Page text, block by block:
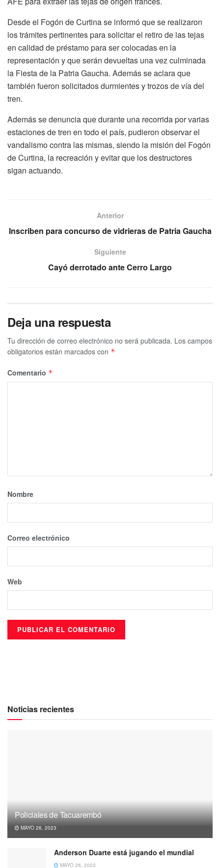
Desde el Fogón de Curtina se informó que se realizaron
los trámites pertinentes para solicitar el retiro de las tejas
en calidad de préstamo para ser colocadas en la
representación y que serán devueltas una vez culminada
la Fiesta de la Patria Gaucha. Además se aclara que
también fueron solicitados durmientes y trozos de vía del
tren.
Además se denuncia que durante una recorrida por varias
estaciones de tren en todo el país, pudieron observar el
vandalismo contra las mismas, siendo la misión del Fogón
de Curtina, la recreación y evitar que los destructores
sigan actuando.
Anterior
Inscriben para concurso de vidrieras de Patria Gaucha
Siguiente
Cayó derrotado ante Cerro Largo
Deja una respuesta
Tu dirección de correo electrónico no será publicada. Los campos
obligatorios están marcados con *
Comentario *
Nombre
Correo electrónico
Web
Noticias recientes
Policiales de Tacuarembó
MAYO 26, 2023
Anderson Duarte está jugando el mundial
MAYO 26, 2023